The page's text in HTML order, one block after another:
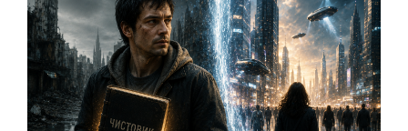
для
боссов.
Жесткие
и
честные
уроки